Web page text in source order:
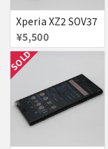
Xperia XZ2 SOV37
¥5,500
SOLD